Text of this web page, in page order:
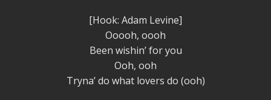
[Hook: Adam Levine]
Ooooh, oooh
Been wishin’ for you
Ooh, ooh
Tryna’ do what lovers do (ooh)